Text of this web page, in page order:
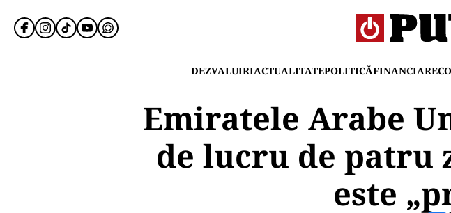
DEZVALUIRIACTUALITATEPOLITICĂFINANCIAR
Emiratele Arabe
de lucru de patru
este